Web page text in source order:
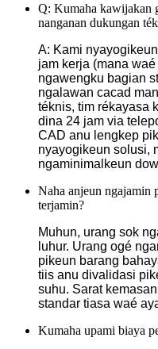
Q: Kumaha kawijakan
nanganan dukungan
A: Kami
jam kerja (mana
ngawengku bagian
ngalawan cacad
téknis, tim rékayasa
dina 24 jam via
CAD anu lengkep
nyayogikeun solusi,
ngaminimalkeun
Naha anjeun ngajamin
terjamin?
Muhun, urang sok
luhur. Urang ogé
pikeun barang
tiis anu divalidasi
suhu. Sarat
standar tiasa waé
Kumaha upami biaya